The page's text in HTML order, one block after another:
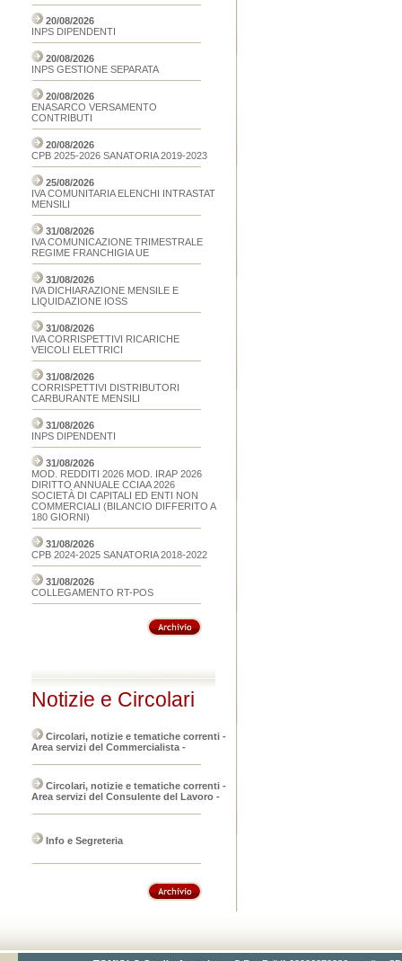
20/08/2026
INPS DIPENDENTI
20/08/2026
INPS GESTIONE SEPARATA
20/08/2026
ENASARCO VERSAMENTO
CONTRIBUTI
20/08/2026
CPB 2025-2026 SANATORIA 2019-2023
25/08/2026
IVA COMUNITARIA ELENCHI INTRASTAT
MENSILI
31/08/2026
IVA COMUNICAZIONE TRIMESTRALE
REGIME FRANCHIGIA UE
31/08/2026
IVA DICHIARAZIONE MENSILE E
LIQUIDAZIONE IOSS
31/08/2026
IVA CORRISPETTIVI RICARICHE
VEICOLI ELETTRICI
31/08/2026
CORRISPETTIVI DISTRIBUTORI
CARBURANTE MENSILI
31/08/2026
INPS DIPENDENTI
31/08/2026
MOD. REDDITI 2026 MOD. IRAP 2026
DIRITTO ANNUALE CCIAA 2026
SOCIETÀ DI CAPITALI ED ENTI NON
COMMERCIALI (BILANCIO DIFFERITO A
180 GIORNI)
31/08/2026
CPB 2024-2025 SANATORIA 2018-2022
31/08/2026
COLLEGAMENTO RT-POS
Notizie e Circolari
Circolari, notizie e tematiche correnti -
Area servizi del Commercialista -
Circolari, notizie e tematiche correnti -
Area servizi del Consulente del Lavoro -
Info e Segreteria